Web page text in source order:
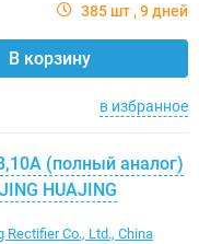
385 шт 9 дней
В корзину
в избранное
(полный аналог)
HUAJING
Rectifier Co., Ltd., China